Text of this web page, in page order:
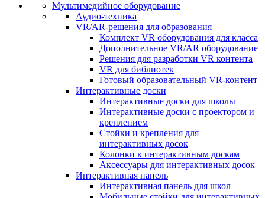
Мультимедийное оборудование
Аудио-техника
VR/AR-решения для образования
Комплект VR оборудования для класса
Дополнительное VR/AR оборудование
Решения для разработки VR контента
VR для библиотек
Готовый образовательный VR-контент
Интерактивные доски
Интерактивные доски для школы
Интерактивные доски с проектором и
креплением
Стойки и крепления для
интерактивных досок
Колонки к интерактивным доскам
Аксессуары для интерактивных досок
Интерактивная панель
Интерактивная панель для школ